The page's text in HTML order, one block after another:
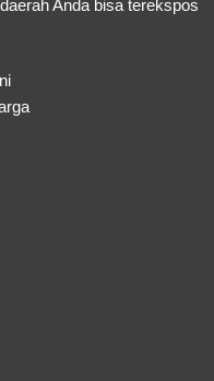
Anda bisa terekspos